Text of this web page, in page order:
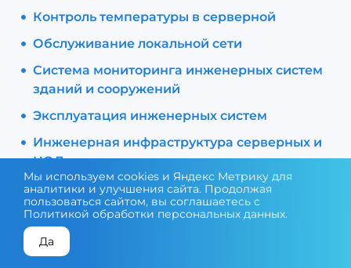
Контроль температуры в серверной
Обслуживание локальной сети
Система мониторинга инженерных систем
зданий и сооружений
Эксплуатация инженерных систем
Инженерная инфраструктура серверных и
ЦОД
Сервисное обслуживание и эксплуатация
инженерных систем
КОНСУЛЬТАЦИЯ ЭКСПЕРТА
Мы используем cookies и Яндекс Метрику для
аналитики и улучшения сайта. Продолжая
пользоваться сайтом, вы соглашаетесь с
Политикой обработки персональных данных.
Да